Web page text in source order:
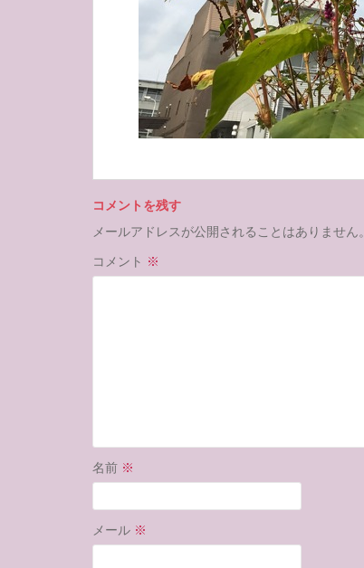
コメントを残す
メールアドレスが公開されることはありません。
コメント ※
名前 ※
メール ※